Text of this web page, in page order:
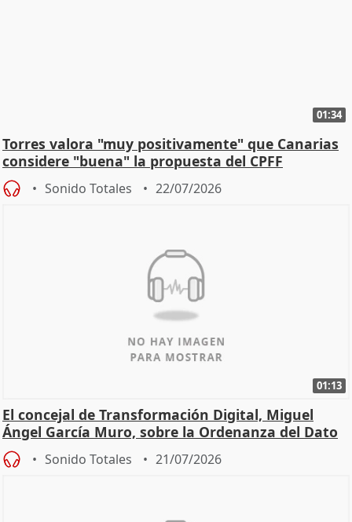
01:34
Torres valora "muy positivamente" que Canarias
considere "buena" la propuesta del CPFF
Sonido Totales 22/07/2026
01:13
El concejal de Transformación Digital, Miguel
Ángel García Muro, sobre la Ordenanza del Dato
Sonido Totales 21/07/2026